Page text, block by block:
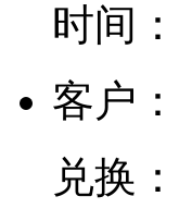
时间：
客户：
兑换：